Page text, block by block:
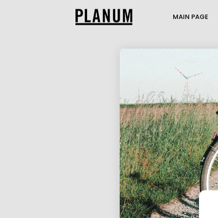
PLANUM SUMMER
1
JULY
2026
TRANSPORTATION
ENGINEERING AND
TRAFFIC MODELI...
21
MAY
2026
THE PASSENGER
TRANSPORT MODEL AT
THE MOBILITY...
MAIN PAGE